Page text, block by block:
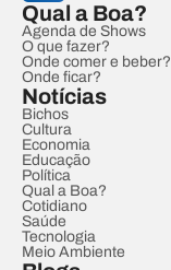
Qual a Boa?
Agenda de Shows
O que fazer?
Onde comer e beber?
Onde ficar?
Notícias
Bichos
Cultura
Economia
Educação
Política
Qual a Boa?
Cotidiano
Saúde
Tecnologia
Meio Ambiente